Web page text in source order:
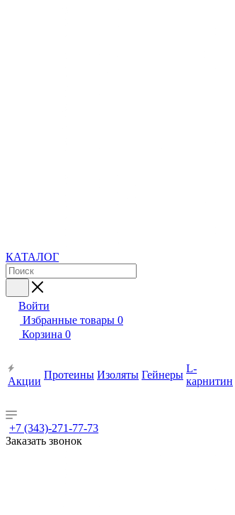
КАТАЛОГ
Войти
Избранные товары 0
Корзина 0
Акции
Протеины Изоляты Гейнеры
L-
карнитин
+7 (343)-271-77-73
Заказать звонок